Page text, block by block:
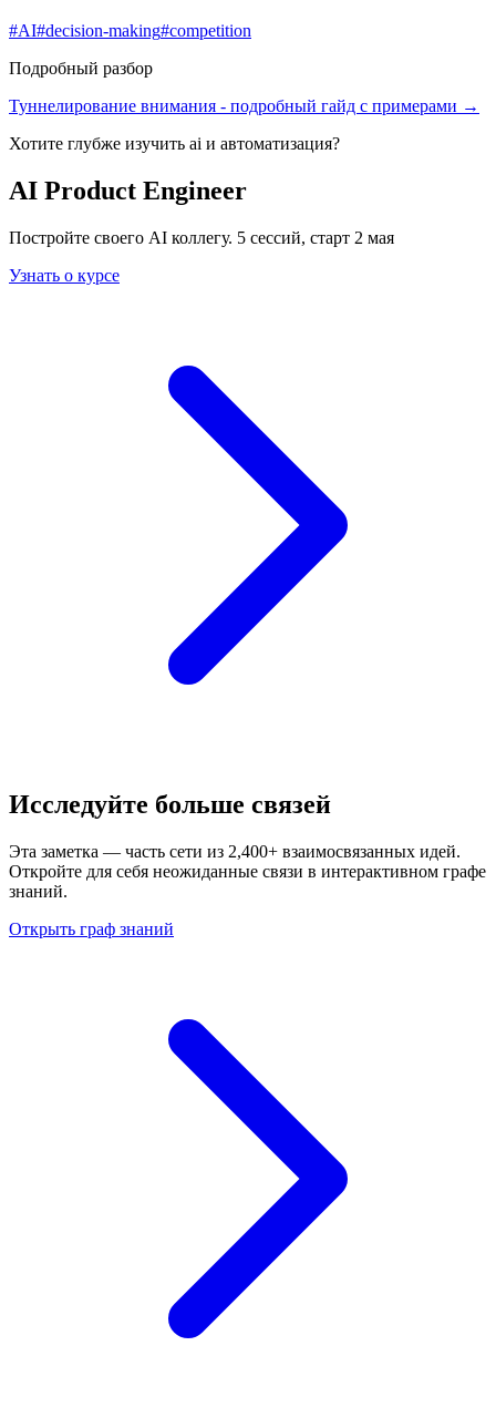
#AI#decision-making#competition
Подробный разбор
Туннелирование внимания - подробный гайд с примерами →
Хотите глубже изучить ai и автоматизация?
AI Product Engineer
Постройте своего AI коллегу. 5 сессий, старт 2 мая
Узнать о курсе
Исследуйте больше связей
Эта заметка — часть сети из 2,400+ взаимосвязанных идей.
Откройте для себя неожиданные связи в интерактивном графе
знаний.
Открыть граф знаний